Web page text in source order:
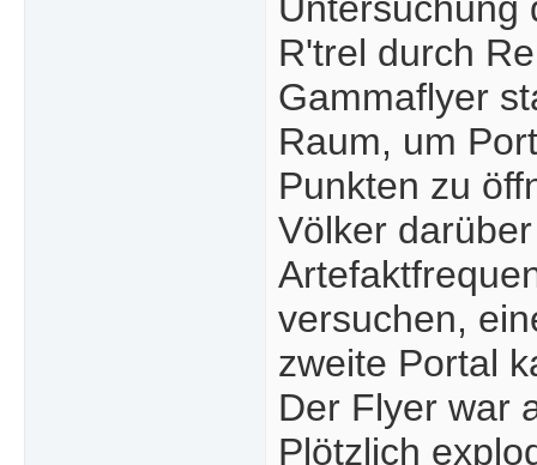
Untersuchung
R'trel durch
Gammaflyer
Raum, um
Punkten zu
Völker
versuchen,
zweite Portal
Der Flyer war
Plötzlich